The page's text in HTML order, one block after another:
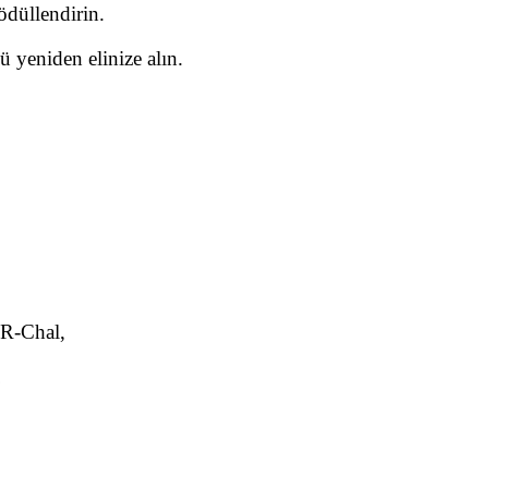
yeniden elinize alın.
Chal,